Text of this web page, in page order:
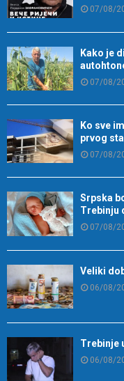
07/08/
Kako je
07/08/
Ko sve
prvog
07/08/
Srpska
Trebinju
07/08/
Veliki
06/08/
Trebinje
06/08/